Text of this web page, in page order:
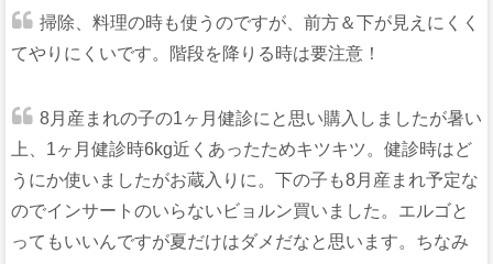
掃除、料理の時も使うのですが、前方＆下が見えにくく
てやりにくいです。階段を降りる時は要注意！
8月産まれの子の1ヶ月健診にと思い購入しましたが暑い
上、1ヶ月健診時6kg近くあったためキツキツ。健診時はど
うにか使いましたがお蔵入りに。下の子も8月産まれ予定な
のでインサートのいらないビョルン買いました。エルゴと
ってもいいんですが夏だけはダメだなと思います。ちなみ